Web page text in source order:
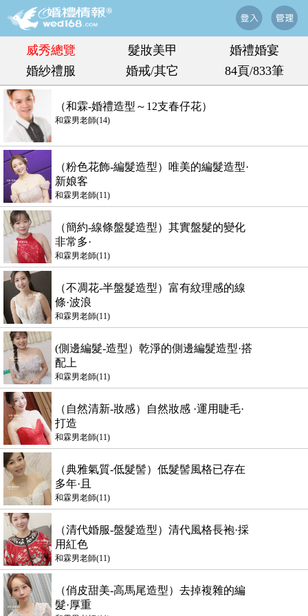
威秀總覽 髮妝美甲
婚禮婚宴
婚紗禮服
婚戒/其它 84頁/833筆
（和霖-婚禮造型～12支春仔花）
和霖男老師(14)
（粉色花飾-編髮造型）唯美的編髮造型·
新娘客
和霖男老師(11)
（簡約-線條盤髮造型）其實盤髮的變化
非常多·
和霖男老師(11)
（不凋花-半盤髮造型）富有紋理感的線
條·波浪
和霖男老師(11)
(側邊編髮-造型）乾淨的側邊編髮造型·搭
配上
和霖男老師(11)
（自然清新-妝感）自然妝感 ·運用睫毛·
打造
和霖男老師(11)
（典雅氣質-低髮髻）低髮髻風格已存在
多年·且
和霖男老師(11)
（清代婚服-盤髮造型）清代風格長袍·採
用紅色
和霖男老師(11)
（俏皮甜美-高馬尾造型）去掉複雜的編
髮·厚重